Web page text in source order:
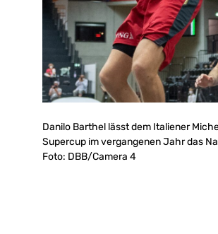
Danilo Barthel lässt dem Italiener
Supercup im vergangenen Jahr das
Foto: DBB/Camera 4